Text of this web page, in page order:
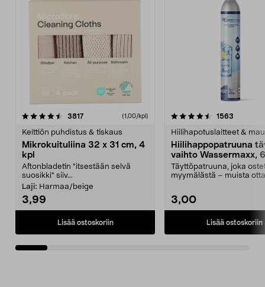
3817arvostelut (1,00/kpl)
Keittiön puhdistus & tiskaus
Mikrokuituliina 32 x 31 cm, 4
kpl
Aftonbladetin "itsestään selvä
suosikki" siiv...
Laji: Harmaa/beige
3,99
Lisää ostoskoriin
4.5viidestä
1563
Hiilihapotuslaitteet &
Hiilihappopatruuna
vaihto Wassermaxx,
Täyttöpatruuna, joka
myymälästä – muista
3,00
Lisää ostoskoriin
4.5viidestä